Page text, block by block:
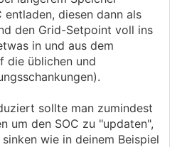
entladen, diesen dann als
den Grid-Setpoint voll ins
in und aus dem
die üblichen und
sollte man zumindest
um den SOC zu "updaten",
wie in deinem Beispiel